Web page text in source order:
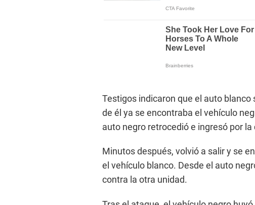
Testigos indicaron que el auto
de él ya se encontraba el vehículo
auto negro retrocedió e ingresó por
Minutos después, volvió a salir y se
el vehículo blanco. Desde el auto
contra la otra unidad.